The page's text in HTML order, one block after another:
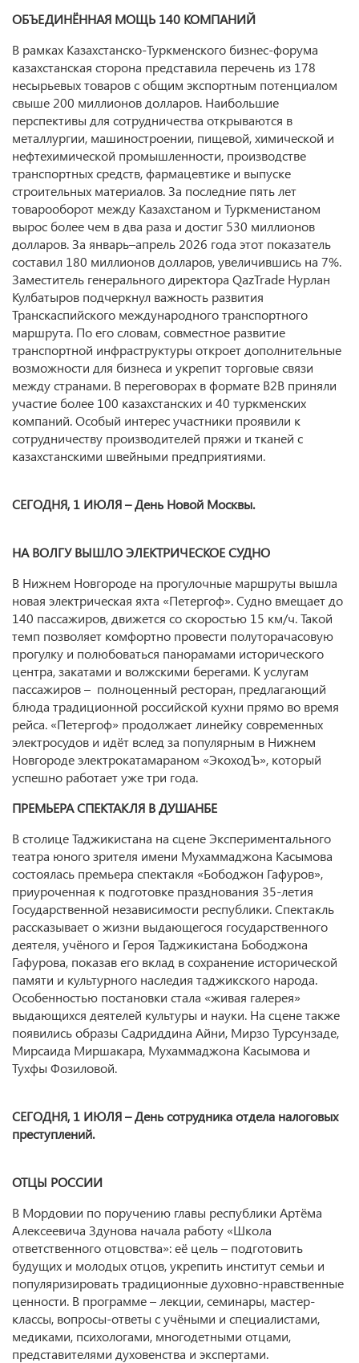
ОБЪЕДИНЁННАЯ МОЩЬ 140 КОМПАНИЙ
В рамках Казахстанско-Туркменского бизнес-форума
казахстанская сторона представила перечень из 178
несырьевых товаров с общим экспортным потенциалом
свыше 200 миллионов долларов. Наибольшие
перспективы для сотрудничества открываются в
металлургии, машиностроении, пищевой, химической и
нефтехимической промышленности, производстве
транспортных средств, фармацевтике и выпуске
строительных материалов. За последние пять лет
товарооборот между Казахстаном и Туркменистаном
вырос более чем в два раза и достиг 530 миллионов
долларов. За январь–апрель 2026 года этот показатель
составил 180 миллионов долларов, увеличившись на 7%.
Заместитель генерального директора QazTrade Нурлан
Кулбатыров подчеркнул важность развития
Транскаспийского международного транспортного
маршрута. По его словам, совместное развитие
транспортной инфраструктуры откроет дополнительные
возможности для бизнеса и укрепит торговые связи
между странами. В переговорах в формате B2B приняли
участие более 100 казахстанских и 40 туркменских
компаний. Особый интерес участники проявили к
сотрудничеству производителей пряжи и тканей с
казахстанскими швейными предприятиями.
СЕГОДНЯ, 1 ИЮЛЯ – День Новой Москвы.
НА ВОЛГУ ВЫШЛО ЭЛЕКТРИЧЕСКОЕ СУДНО
В Нижнем Новгороде на прогулочные маршруты вышла
новая электрическая яхта «Петергоф». Судно вмещает до
140 пассажиров, движется со скоростью 15 км/ч. Такой
темп позволяет комфортно провести полуторачасовую
прогулку и полюбоваться панорамами исторического
центра, закатами и волжскими берегами. К услугам
пассажиров – полноценный ресторан, предлагающий
блюда традиционной российской кухни прямо во время
рейса. «Петергоф» продолжает линейку современных
электросудов и идёт вслед за популярным в Нижнем
Новгороде электрокатамараном «ЭкоходЪ», который
успешно работает уже три года.
ПРЕМЬЕРА СПЕКТАКЛЯ В ДУШАНБЕ
В столице Таджикистана на сцене Экспериментального
театра юного зрителя имени Мухаммаджона Касымова
состоялась премьера спектакля «Бободжон Гафуров»,
приуроченная к подготовке празднования 35-летия
Государственной независимости республики. Спектакль
рассказывает о жизни выдающегося государственного
деятеля, учёного и Героя Таджикистана Бободжона
Гафурова, показав его вклад в сохранение исторической
памяти и культурного наследия таджикского народа.
Особенностью постановки стала «живая галерея»
выдающихся деятелей культуры и науки. На сцене также
появились образы Садриддина Айни, Мирзо Турсунзаде,
Мирсаида Миршакара, Мухаммаджона Касымова и
Тухфы Фозиловой.
СЕГОДНЯ, 1 ИЮЛЯ – День сотрудника отдела налоговых
преступлений.
ОТЦЫ РОССИИ
В Мордовии по поручению главы республики Артёма
Алексеевича Здунова начала работу «Школа
ответственного отцовства»: её цель – подготовить
будущих и молодых отцов, укрепить институт семьи и
популяризировать традиционные духовно-нравственные
ценности. В программе – лекции, семинары, мастер-
классы, вопросы-ответы с учёными и специалистами,
медиками, психологами, многодетными отцами,
представителями духовенства и экспертами.